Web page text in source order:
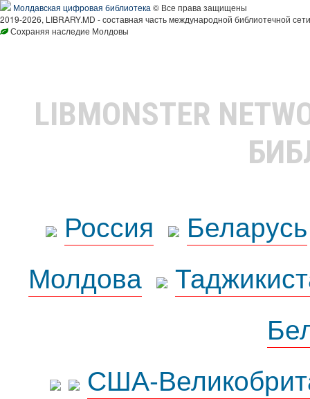
Молдавская цифровая библиотека © Все права защищены
2019-2026, LIBRARY.MD - составная часть международной библиотечной
Сохраняя наследие Молдовы
LIBMONSTER
Россия
Беларусь
Молдова
США-